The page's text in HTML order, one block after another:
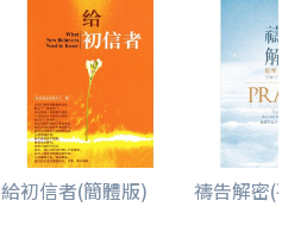
給初信者(簡體版) 禱告解密(